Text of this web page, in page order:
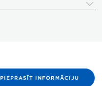
PIEPRASĪT INFORMĀCIJU